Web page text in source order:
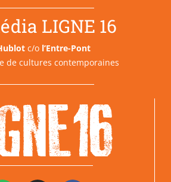
LIGNE 16
c/o l’Entre-Pont
de cultures contemporaines